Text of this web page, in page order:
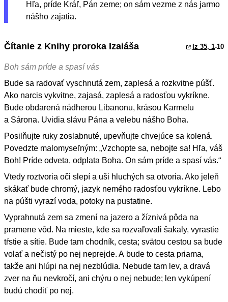
Hľa, príde Kráľ, Pán zeme; on sám vezme z nás jarmo
nášho zajatia.
Čítanie z Knihy proroka Izaiáša Iz 35, 1-10
Boh sám príde a spasí vás
Bude sa radovať vyschnutá zem, zaplesá a rozkvitne púšť.
Ako narcis vykvitne, zajasá, zaplesá a radosťou vykríkne.
Bude obdarená nádherou Libanonu, krásou Karmelu
a Sárona. Uvidia slávu Pána a velebu nášho Boha.
Posilňujte ruky zoslabnuté, upevňujte chvejúce sa kolená.
Povedzte malomyseľným: „Vzchopte sa, nebojte sa! Hľa, váš
Boh! Príde odveta, odplata Boha. On sám príde a spasí vás.“
Vtedy roztvoria oči slepí a uši hluchých sa otvoria. Ako jeleň
skákať bude chromý, jazyk nemého radosťou vykríkne. Lebo
na púšti vyrazí voda, potoky na pustatine.
Vyprahnutá zem sa zmení na jazero a žíznivá pôda na
pramene vôd. Na mieste, kde sa rozvaľovali šakaly, vyrastie
tŕstie a sítie. Bude tam chodník, cesta; svätou cestou sa bude
volať a nečistý po nej neprejde. A bude to cesta priama,
takže ani hlúpi na nej nezblúdia. Nebude tam lev, a dravá
zver na ňu nevkročí, ani chýru o nej nebude; len vykúpení
budú chodiť po nej.